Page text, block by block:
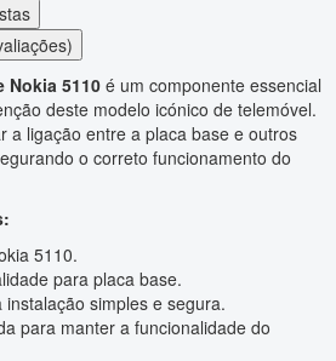
Nokia 5110 é um componente essencial
deste modelo icónico de telemóvel.
a ligação entre a placa base e outros
o correto funcionamento do
5110.
para placa base.
simples e segura.
para manter a funcionalidade do